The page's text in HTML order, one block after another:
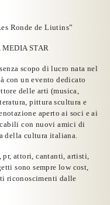
Ronde de Liutins”
MEDIA STAR
scopo di lucro nata nel
con un evento dedicato
delle arti (musica,
pittura scultura e
aperto ai soci e ai
con nuovi amici di
della cultura italiana.
attori, cantanti, artisti,
sono sempre low cost,
riconoscimenti dalle